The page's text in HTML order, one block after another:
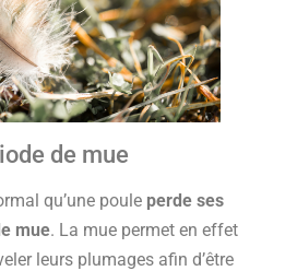
de mue
qu’une poule perde ses
mue. La mue permet en effet
leurs plumages afin d’être